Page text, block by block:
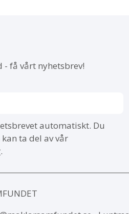
få vårt nyhetsbrev!
automatiskt. Du
ta del av vår
.